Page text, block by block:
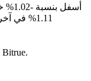
طريقة آمنة وسريعة ومرنة لشراء Aave على Bitrue.